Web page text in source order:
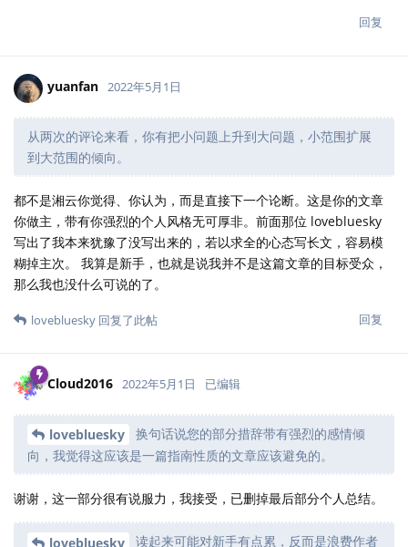
回复
yuanfan 2022年5月1日
从两次的评论来看，你有把小问题上升到大问题，小范围扩展
到大范围的倾向。
都不是湘云你觉得、你认为，而是直接下一个论断。这是你的文章
你做主，带有你强烈的个人风格无可厚非。前面那位 lovebluesky
写出了我本来犹豫了没写出来的，若以求全的心态写长文，容易模
糊掉主次。 我算是新手，也就是说我并不是这篇文章的目标受众，
那么我也没什么可说的了。
回复
lovebluesky 回复了此帖
Cloud2016 2022年5月1日 已编辑
lovebluesky
换句话说您的部分措辞带有强烈的感情倾
向，我觉得这应该是一篇指南性质的文章应该避免的。
谢谢，这一部分很有说服力，我接受，已删掉最后部分个人总结。
lovebluesky 读起来可能对新手有点累，反而是浪费作者